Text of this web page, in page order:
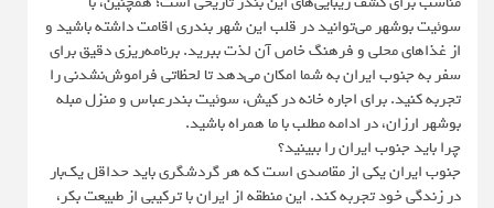
سوئیت بوشهر می‌توانید در قلب این شهر بندری اقامت داشته باشید و
از غذاهای محلی و فرهنگ خاص آن لذت ببرید. برنامه‌ریزی دقیق برای
سفر به جنوب ایران به شما امکان می‌دهد تا لحظاتی فراموش‌نشدنی را
تجربه کنید. برای اجاره خانه در کیش، سوئیت بندرعباس و منزل مبله
بوشهر ارزان، در ادامه مطلب با ما همراه باشید.
چرا باید جنوب ایران را ببینید؟
جنوب ایران یکی از مقاصدی است که هر گردشگری باید حداقل یک‌بار
در زندگی خود تجربه کند. این منطقه از ایران با ترکیبی از طبیعت بکر،